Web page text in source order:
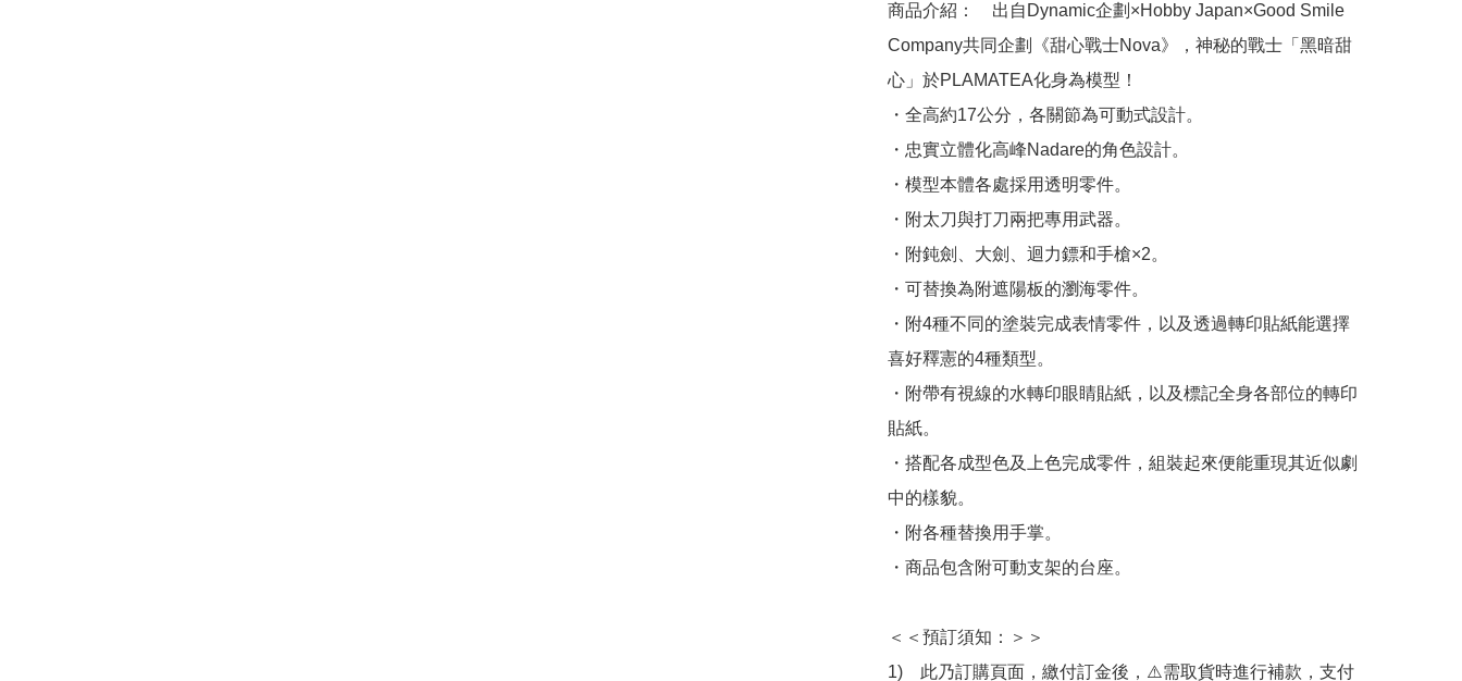
商品介紹：　出自Dynamic企劃×Hobby Japan×Good Smile
Company共同企劃《甜心戰士Nova》，神秘的戰士「黑暗甜
心」於PLAMATEA化身為模型！
・全高約17公分，各關節為可動式設計。
・忠實立體化高峰Nadare的角色設計。
・模型本體各處採用透明零件。
・附太刀與打刀兩把專用武器。
・附鈍劍、大劍、迴力鏢和手槍×2。
・可替換為附遮陽板的瀏海零件。
・附4種不同的塗裝完成表情零件，以及透過轉印貼紙能選擇
喜好釋憲的4種類型。
・附帶有視線的水轉印眼睛貼紙，以及標記全身各部位的轉印
貼紙。
・搭配各成型色及上色完成零件，組裝起來便能重現其近似劇
中的樣貌。
・附各種替換用手掌。
・商品包含附可動支架的台座。
＜＜預訂須知：＞＞
1)　此乃訂購頁面，繳付訂金後，⚠️需取貨時進行補款，支付